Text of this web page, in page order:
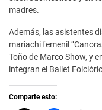
madres.
Además, las asistentes
mariachi femenil
Toño de Marco Show, y
integran el Ballet
Comparte esto: